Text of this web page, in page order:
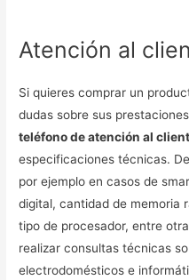
Atención al
Si quieres comprar un
dudas sobre sus
teléfono de atención al
especificaciones técnicas.
por ejemplo en casos de
digital, cantidad de memoria
tipo de procesador, entre
realizar consultas técnicas
electrodomésticos e